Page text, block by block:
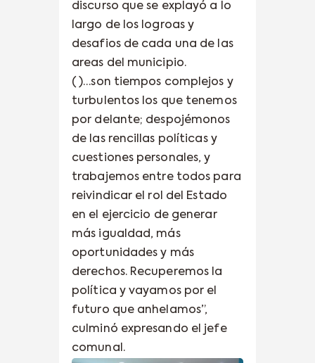
discurso que se explayó a lo
largo de los logroas y
desafios de cada una de las
areas del municipio.
( )…son tiempos complejos y
turbulentos los que tenemos
por delante; despojémonos
de las rencillas políticas y
cuestiones personales, y
trabajemos entre todos para
reivindicar el rol del Estado
en el ejercicio de generar
más igualdad, más
oportunidades y más
derechos. Recuperemos la
política y vayamos por el
futuro que anhelamos”,
culminó expresando el jefe
comunal.